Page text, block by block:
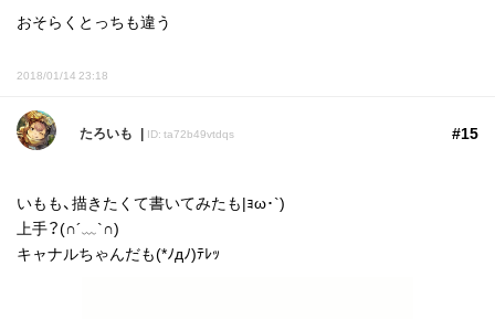
おそらくとっちも違う
2018/01/14 23:18
たろいも ID: ta72b49vtdqs #15
いもも、描きたくて書いてみたも|ｮω･`)
上手？(∩´﹏`∩)
キャナルちゃんだも(*ﾉдﾉ)ﾃﾚｯ